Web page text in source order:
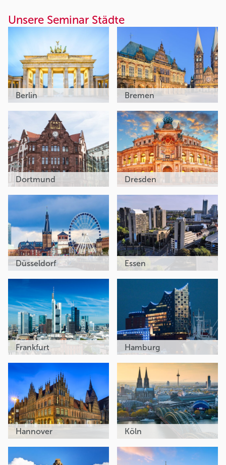
Unsere Seminar Städte
Berlin Bremen
Dortmund Dresden
Düsseldorf Essen
Frankfurt Hamburg
Hannover Köln